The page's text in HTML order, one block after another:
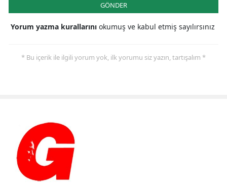
GÖNDER
Yorum yazma kurallarını okumuş ve kabul etmiş sayılırsınız
* Bu içerik ile ilgili yorum yok, ilk yorumu siz yazın, tartışalım *